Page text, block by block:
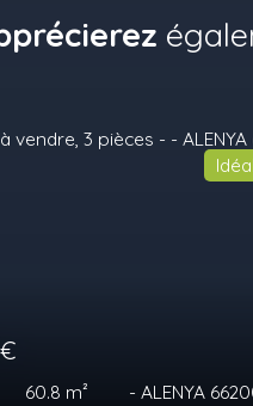
€
60.8 m² - ALENYA